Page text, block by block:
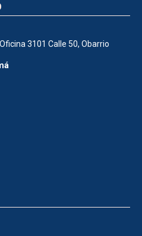
3101 Calle 50, Obarrio